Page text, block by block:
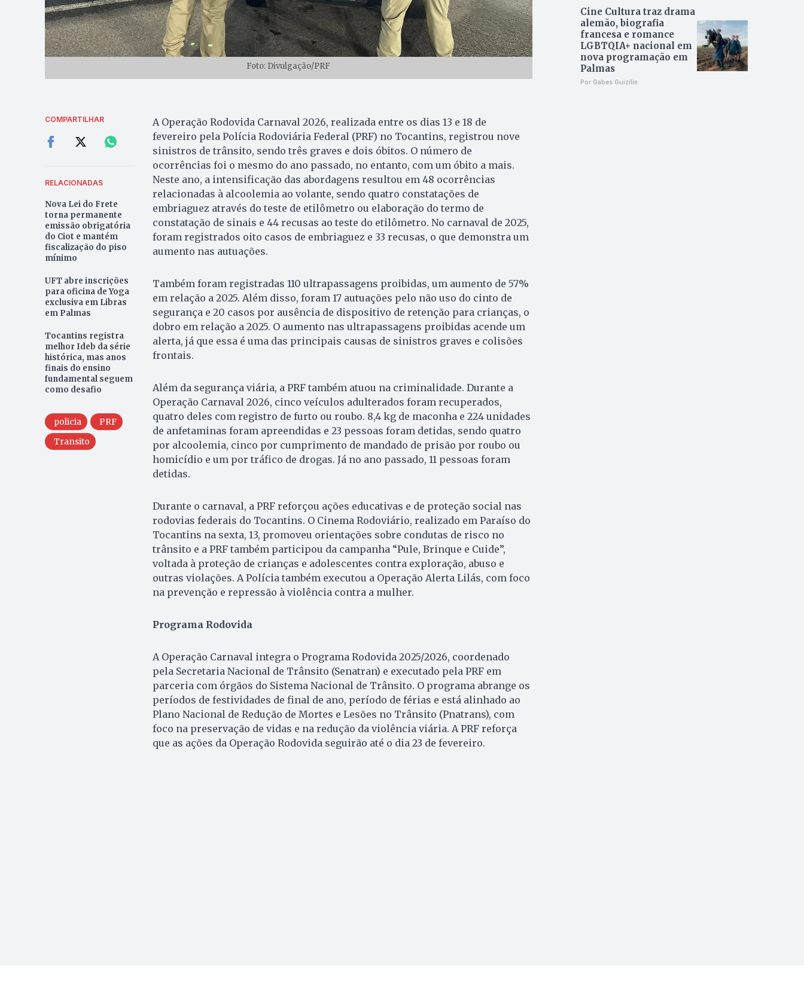
Foto: Divulgação/PRF
COMPARTILHAR
RELACIONADAS
Nova Lei do Frete
torna permanente
emissão obrigatória
do Ciot e mantém
fiscalização do piso
mínimo
UFT abre inscrições
para oficina de Yoga
exclusiva em Libras
em Palmas
Tocantins registra
melhor Ideb da série
histórica, mas anos
finais do ensino
fundamental seguem
como desafio
policia
PRF
Transito
A Operação Rodovida Carnaval 2026, realizada entre os dias 13 e 18 de
fevereiro pela Polícia Rodoviária Federal (PRF) no Tocantins, registrou nove
sinistros de trânsito, sendo três graves e dois óbitos. O número de
ocorrências foi o mesmo do ano passado, no entanto, com um óbito a mais.
Neste ano, a intensificação das abordagens resultou em 48 ocorrências
relacionadas à alcoolemia ao volante, sendo quatro constatações de
embriaguez através do teste de etilômetro ou elaboração do termo de
constatação de sinais e 44 recusas ao teste do etilômetro. No carnaval de 2025,
foram registrados oito casos de embriaguez e 33 recusas, o que demonstra um
aumento nas autuações.
Também foram registradas 110 ultrapassagens proibidas, um aumento de 57%
em relação a 2025. Além disso, foram 17 autuações pelo não uso do cinto de
segurança e 20 casos por ausência de dispositivo de retenção para crianças, o
dobro em relação a 2025. O aumento nas ultrapassagens proibidas acende um
alerta, já que essa é uma das principais causas de sinistros graves e colisões
frontais.
Além da segurança viária, a PRF também atuou na criminalidade. Durante a
Operação Carnaval 2026, cinco veículos adulterados foram recuperados,
quatro deles com registro de furto ou roubo. 8,4 kg de maconha e 224 unidades
de anfetaminas foram apreendidas e 23 pessoas foram detidas, sendo quatro
por alcoolemia, cinco por cumprimento de mandado de prisão por roubo ou
homicídio e um por tráfico de drogas. Já no ano passado, 11 pessoas foram
detidas.
Durante o carnaval, a PRF reforçou ações educativas e de proteção social nas
rodovias federais do Tocantins. O Cinema Rodoviário, realizado em Paraíso do
Tocantins na sexta, 13, promoveu orientações sobre condutas de risco no
trânsito e a PRF também participou da campanha “Pule, Brinque e Cuide”,
voltada à proteção de crianças e adolescentes contra exploração, abuso e
outras violações. A Polícia também executou a Operação Alerta Lilás, com foco
na prevenção e repressão à violência contra a mulher.
Programa Rodovida
A Operação Carnaval integra o Programa Rodovida 2025/2026, coordenado
pela Secretaria Nacional de Trânsito (Senatran) e executado pela PRF em
parceria com órgãos do Sistema Nacional de Trânsito. O programa abrange os
períodos de festividades de final de ano, período de férias e está alinhado ao
Plano Nacional de Redução de Mortes e Lesões no Trânsito (Pnatrans), com
foco na preservação de vidas e na redução da violência viária. A PRF reforça
que as ações da Operação Rodovida seguirão até o dia 23 de fevereiro.
Cine Cultura traz drama
alemão, biografia
francesa e romance
LGBTQIA+ nacional em
nova programação em
Palmas
Por Gabes Guizilin